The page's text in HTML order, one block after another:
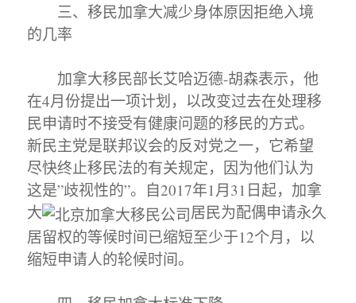
三、移民加拿大减少身体原因拒绝入境
的几率
加拿大移民部长艾哈迈德-胡森表示，他
在4月份提出一项计划，以改变过去在处理移
民申请时不接受有健康问题的移民的方式。
新民主党是联邦议会的反对党之一，它希望
尽快终止移民法的有关规定，因为他们认为
这是”歧视性的”。自2017年1月31日起，加拿
大
居民为配偶申请永久
居留权的等候时间已缩短至少于12个月，以
缩短申请人的轮候时间。